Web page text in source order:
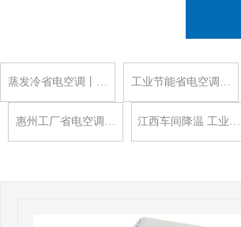
蒸发冷省电空调丨… 工业节能省电空调…
惠州工厂省电空调… 江西车间降温 工业…